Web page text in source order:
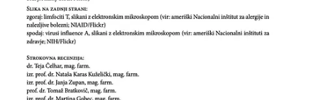
Praprotnikova pozicija zunaj akademske in zdravstvene sfere
omogoča, da piše v jeziku, ki je dostopen širšemu krogu bralcev –
zlasti staršem in tistim, ki jih od branja strokovne literature odvračajo
zapleteni izrazi in hermetična terminologija. Obenem s tem, ko
odkrito pove, da ni iz stroke, ter z vključitvijo neodvisnih recenzij
epidemiologov, infektologov in farmacevtov, uspešno gradi most
med znanostjo in javnostjo.